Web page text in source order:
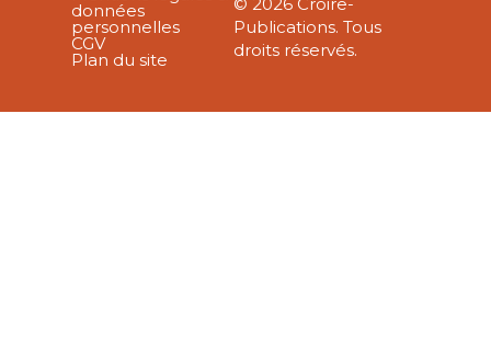
données
personnelles
CGV
Plan du site
Publications. Tous
droits réservés.